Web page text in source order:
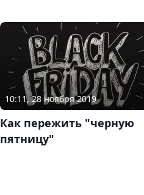
10:11, 28 ноября 2019
Как пережить "черную
пятницу"